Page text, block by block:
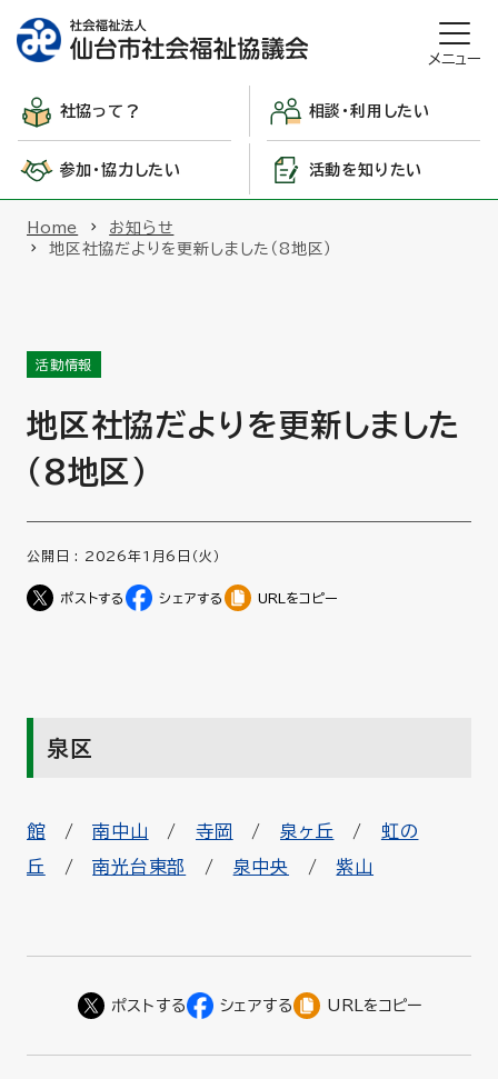
メニュー
社協って？ 相談・利用したい
参加・協力したい 活動を知りたい
Home
お知らせ
地区社協だよりを更新しました（8地区）
活動情報
地区社協だよりを更新しました
（8地区）
公開日 : 2026年1月6日（火）
URLをコピー
泉区
館/南中山 /寺岡 /泉ヶ丘 / 虹の
丘
/南光台東部 / 泉中央 /紫山
URLをコピー